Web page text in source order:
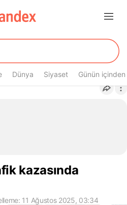
Dünya Siyaset Günün içinden
kazasında
11 Ağustos 2025, 03:34